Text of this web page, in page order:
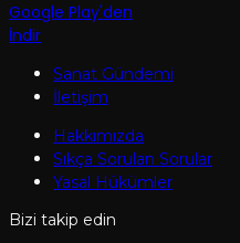
Google Play'den
İndir
Sanat Gündemi
İletişim
Hakkımızda
Sıkça Sorulan Sorular
Yasal Hükümler
Bizi takip edin